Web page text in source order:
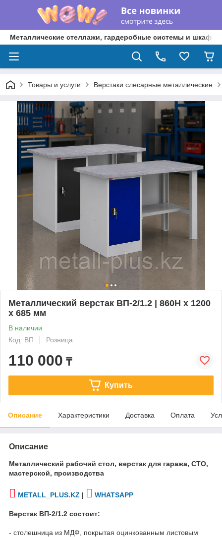
Металлические стеллажи, гардеробные системы и шкафы
Товары и услуги Верстаки слесарные металлические
Металлический верстак ВП-2/1.2 | 860H x 1200
x 685 мм
В наличии
Код: ВП
Розница
110 000 ₸
Купить
Описание Характеристики Доставка Оплата
Описание
Металлический рабочий стол, верстак для гаража, СТО,
мастерской, производства
METALL_PLUS.KZ | WHATSAPP
Верстак ВП-2/1.2 состоит:
- столешница из МДФ, покрытая оцинкованным листовым